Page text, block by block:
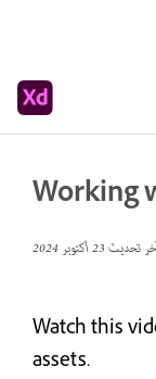
Working
تحديث23 أكتوبر 2024
Watch this
assets.